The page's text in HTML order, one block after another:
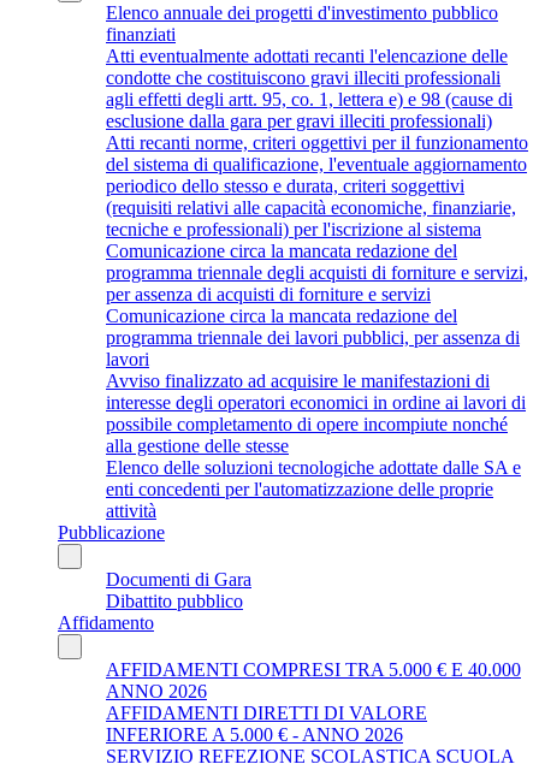
Elenco annuale dei progetti d'investimento pubblico
finanziati
Atti eventualmente adottati recanti l'elencazione delle
condotte che costituiscono gravi illeciti professionali
agli effetti degli artt. 95, co. 1, lettera e) e 98 (cause di
esclusione dalla gara per gravi illeciti professionali)
Atti recanti norme, criteri oggettivi per il funzionamento
del sistema di qualificazione, l'eventuale aggiornamento
periodico dello stesso e durata, criteri soggettivi
(requisiti relativi alle capacità economiche, finanziarie,
tecniche e professionali) per l'iscrizione al sistema
Comunicazione circa la mancata redazione del
programma triennale degli acquisti di forniture e servizi,
per assenza di acquisti di forniture e servizi
Comunicazione circa la mancata redazione del
programma triennale dei lavori pubblici, per assenza di
lavori
Avviso finalizzato ad acquisire le manifestazioni di
interesse degli operatori economici in ordine ai lavori di
possibile completamento di opere incompiute nonché
alla gestione delle stesse
Elenco delle soluzioni tecnologiche adottate dalle SA e
enti concedenti per l'automatizzazione delle proprie
attività
Pubblicazione
Documenti di Gara
Dibattito pubblico
Affidamento
AFFIDAMENTI COMPRESI TRA 5.000 € E 40.000
ANNO 2026
AFFIDAMENTI DIRETTI DI VALORE
INFERIORE A 5.000 € - ANNO 2026
SERVIZIO REFEZIONE SCOLASTICA SCUOLA